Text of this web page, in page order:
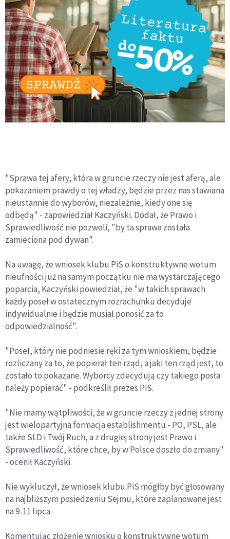
"Sprawa tej afery, która w gruncie rzeczy nie jest aferą, ale
pokazaniem prawdy o tej władzy, będzie przez nas stawiana
nieustannie do wyborów, niezależnie, kiedy one się
odbędą" - zapowiedział Kaczyński. Dodał, że Prawo i
Sprawiedliwość nie pozwoli, "by ta sprawa została
zamieciona pod dywan".
Na uwagę, że wniosek klubu PiS o konstruktywne wotum
nieufności już na samym początku nie ma wystarczającego
poparcia, Kaczyński powiedział, że "w takich sprawach
każdy poseł w ostatecznym rozrachunku decyduje
indywidualnie i będzie musiał ponosić za to
odpowiedzialność".
"Poseł, który nie podniesie ręki za tym wnioskiem, będzie
rozliczany za to, że popierał ten rząd, a jaki ten rząd jest, to
zostało to pokazane. Wyborcy zdecydują czy takiego posła
należy popierać" - podkreślił prezes PiS.
"Nie mamy wątpliwości, że w gruncie rzeczy z jednej strony
jest wielopartyjna formacja establishmentu - PO, PSL, ale
także SLD i Twój Ruch, a z drugiej strony jest Prawo i
Sprawiedliwość, które chce, by w Polsce doszło do zmiany"
- ocenił Kaczyński.
Nie wykluczył, że wniosek klubu PiS mógłby być głosowany
na najbliższym posiedzeniu Sejmu, które zaplanowane jest
na 9-11 lipca.
Komentując złożenie wniosku o konstruktywne wotum